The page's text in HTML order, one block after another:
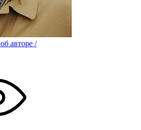
об авторе /